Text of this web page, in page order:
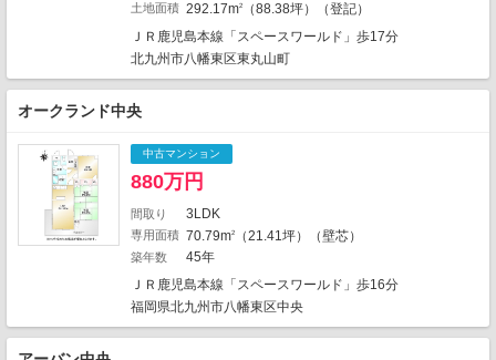
1
地図の種類
土地面積 292.17m2
（88.38坪）（登記）
ＪＲ鹿児島本線「スペースワールド」歩17分
北九州市八幡東区東丸山町
オークランド中央
中古マンション
880万円
間取り 3LDK
専用面積 70.79m2 （21.41坪）（壁芯）
築年数
45年
ＪＲ鹿児島本線「スペースワールド」歩16分
福岡県北九州市八幡東区中央